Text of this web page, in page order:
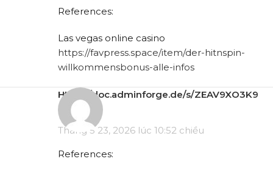
References:
Las vegas online casino
https://favpress.space/item/der-hitnspin-
willkommensbonus-alle-infos
https://doc.adminforge.de/s/ZEAV9XO3K9
viết:
Tháng 5 23, 2026 lúc 10:52 chiều
References: